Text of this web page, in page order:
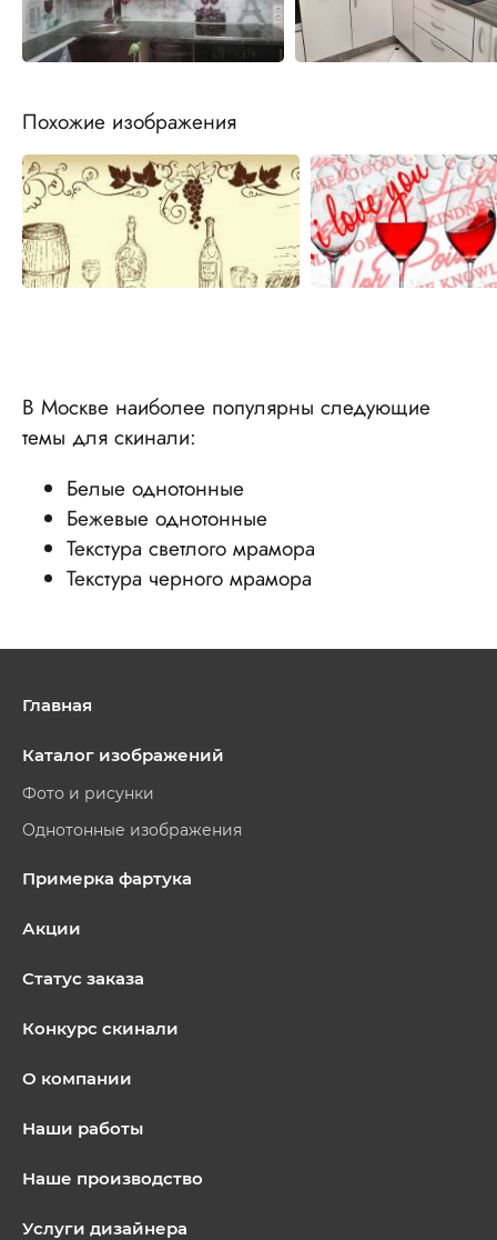
Похожие изображения
В Москве наиболее популярны следующие
темы для скинали:
Белые однотонные
Бежевые однотонные
Текстура светлого мрамора
Текстура черного мрамора
Главная
Каталог изображений
Фото и рисунки
Однотонные изображения
Примерка фартука
Акции
Статус заказа
Конкурс скинали
О компании
Наши работы
Наше производство
Услуги дизайнера